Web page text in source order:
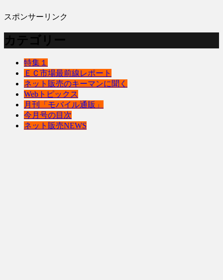
スポンサーリンク
カテゴリー
特集１
ＥＣ市場最前線レポート
ネット販売のキーマンに聞く
Webトピックス
月刊「モバイル通販」
今月号の目次
ネット販売NEWS